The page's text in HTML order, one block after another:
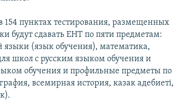
154 пунктах тестирования, размещенных
будут сдавать ЕНТ по пяти предметам:
языки (язык обучения), математика,
школ с русским языком обучения и
обучения и профильные предметы по
всемирная история, казак адебиеті,